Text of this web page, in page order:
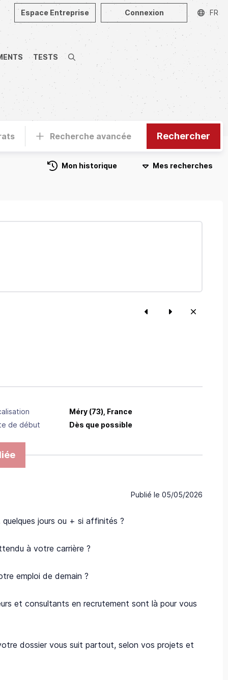
TESTS Recherche
Espace Entreprise Connexion FR
Recherche avancée Rechercher
Mon historique Mes recherches
Méry (73), France
de début
Dès que possible
Publié le 05/05/2026
jours ou + si affinités ?
à votre carrière ?
emploi de demain ?
et consultants en recrutement sont là pour vous
dossier vous suit partout, selon vos projets et